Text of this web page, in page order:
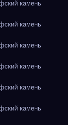
камень
камень
камень
камень
камень
камень